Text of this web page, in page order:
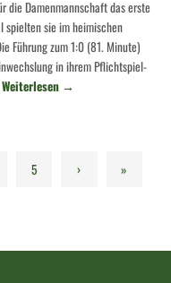
die Damenmannschaft das erste
spielten sie im heimischen
Führung zum 1:0 (81. Minute)
in ihrem Pflichtspiel-
Weiterlesen →
5 › »